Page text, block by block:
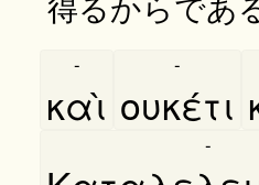
καὶ
-
ουκέτι
-
-